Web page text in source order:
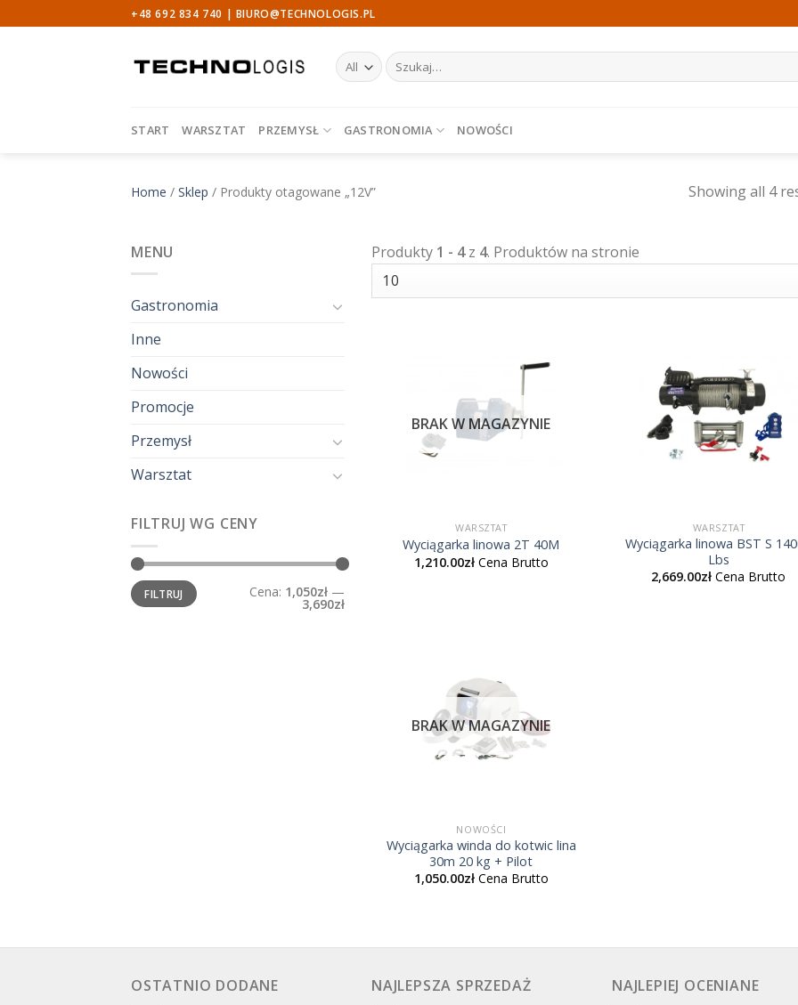
to
+48 692 834 740 | BIURO@TECHNOLOGIS.PL
Szukaj:
START WARSZTAT PRZEMYSŁ GASTRONOMIA NOWOŚCI
Home / Sklep / Produkty otagowane „12V” Showing all 4
MENU
Gastronomia
Inne
Nowości
Promocje
Przemysł
Warsztat
FILTRUJ WG CENY
Cena
min.
Cena
maks.FILTRUJ Cena: 1,050zł —
3,690zł
Produkty 1 - 4z 4. Produktów na stronie
BRAK W MAGAZYNIE
WARSZTAT
Wyciągarka linowa 2T 40M
1,210.00zł Cena Brutto
WARSZTAT
Wyciągarka linowa BST S
Lbs
2,669.00zł Cena Brutto
BRAK W MAGAZYNIE
NOWOŚCI
Wyciągarka winda do kotwic lina
30m 20 kg + Pilot
1,050.00zł Cena Brutto
OSTATNIO DODANE NAJLEPSZA SPRZEDAŻ NAJLEPIEJ OCENIANE